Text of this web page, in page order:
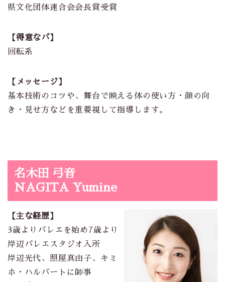
県文化団体連合会会長賞受賞
【得意なパ】
回転系
【メッセージ】
基本技術のコツや、舞台で映える体の使い方・顔の向
き・見せ方などを重要視して指導します。
名木田 弓音
NAGITA Yumine
【主な経歴】
3歳よりバレエを始め7歳より
岸辺バレエスタジオ入所
岸辺光代、照屋真由子、キミ
ホ・ハルバートに師事